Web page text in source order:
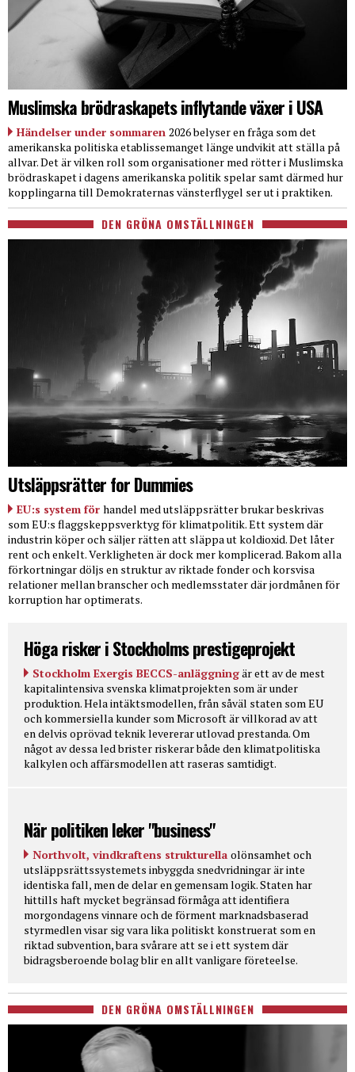
Muslimska brödraskapets inflytande växer i USA
Händelser under sommaren 2026 belyser en fråga som det
amerikanska politiska etablissemanget länge undvikit att ställa på
allvar. Det är vilken roll som organisationer med rötter i Muslimska
brödraskapet i dagens amerikanska politik spelar samt därmed hur
kopplingarna till Demokraternas vänsterflygel ser ut i praktiken.
DEN GRÖNA OMSTÄLLNINGEN
Utsläppsrätter for Dummies
EU:s system för handel med utsläppsrätter brukar beskrivas
som EU:s flaggskeppsverktyg för klimatpolitik. Ett system där
industrin köper och säljer rätten att släppa ut koldioxid. Det låter
rent och enkelt. Verkligheten är dock mer komplicerad. Bakom alla
förkortningar döljs en struktur av riktade fonder och korsvisa
relationer mellan branscher och medlemsstater där jordmånen för
korruption har optimerats.
Höga risker i Stockholms prestigeprojekt
Stockholm Exergis BECCS-anläggningär ett av de mest
kapitalintensiva svenska klimatprojekten som är under
produktion. Hela intäktsmodellen, från såväl staten som EU
och kommersiella kunder som Microsoft är villkorad av att
en delvis oprövad teknik levererar utlovad prestanda. Om
något av dessa led brister riskerar både den klimatpolitiska
kalkylen och affärsmodellen att raseras samtidigt.
När politiken leker "business"
Northvolt, vindkraftens strukturella olönsamhet och
utsläppsrättssystemets inbyggda snedvridningar är inte
identiska fall, men de delar en gemensam logik. Staten har
hittills haft mycket begränsad förmåga att identifiera
morgondagens vinnare och de förment marknadsbaserad
styrmedlen visar sig vara lika politiskt konstruerat som en
riktad subvention, bara svårare att se i ett system där
bidragsberoende bolag blir en allt vanligare företeelse.
DEN GRÖNA OMSTÄLLNINGEN